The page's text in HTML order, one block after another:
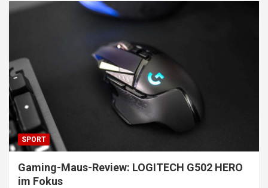
SPORT
Gaming-Maus-Review: LOGITECH G502 HERO
im Fokus